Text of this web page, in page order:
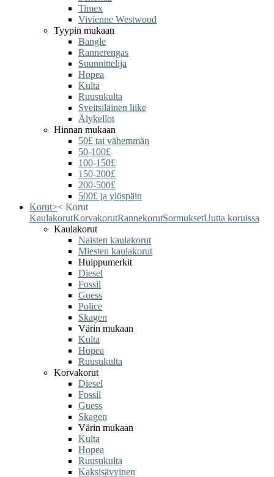
Timex
Vivienne Westwood
Tyypin mukaan
Bangle
Rannerengas
Suunnittelija
Hopea
Kulta
Ruusukulta
Sveitsiläinen liike
Älykellot
Hinnan mukaan
50£ tai vähemmän
50-100£
100-150£
150-200£
200-500£
500£ ja ylöspäin
Korut>< Korut
KaulakorutKorvakorutRannekorutSormuksetUutta koruissa
Kaulakorut
Naisten kaulakorut
Miesten kaulakorut
Huippumerkit
Diesel
Fossil
Guess
Police
Skagen
Värin mukaan
Kulta
Hopea
Ruusukulta
Korvakorut
Diesel
Fossil
Guess
Skagen
Värin mukaan
Kulta
Hopea
Ruusukulta
Kaksisävyinen